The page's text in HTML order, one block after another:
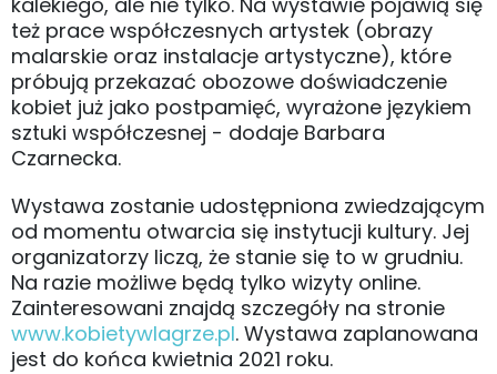
też prace współczesnych artystek (obrazy
malarskie oraz instalacje artystyczne), które
próbują przekazać obozowe doświadczenie
kobiet już jako postpamięć, wyrażone językiem
sztuki współczesnej - dodaje Barbara
Czarnecka.
Wystawa zostanie udostępniona zwiedzającym
od momentu otwarcia się instytucji kultury. Jej
organizatorzy liczą, że stanie się to w grudniu.
Na razie możliwe będą tylko wizyty online.
Zainteresowani znajdą szczegóły na stronie
www.kobietywlagrze.pl. Wystawa zaplanowana
jest do końca kwietnia 2021 roku.